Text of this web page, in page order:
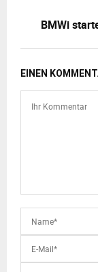
BMWi
EINEN